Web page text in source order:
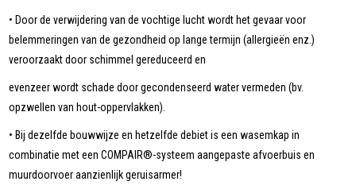
• Door de verwijdering van de vochtige lucht wordt het gevaar voor
belemmeringen van de gezondheid op lange termijn (allergieën enz.)
veroorzaakt door schimmel gereduceerd en
evenzeer wordt schade door gecondenseerd water vermeden (bv.
opzwellen van hout-oppervlakken).
• Bij dezelfde bouwwijze en hetzelfde debiet is een wasemkap in
combinatie met een COMPAIR®-systeem aangepaste afvoerbuis en
muurdoorvoer aanzienlijk geruisarmer!